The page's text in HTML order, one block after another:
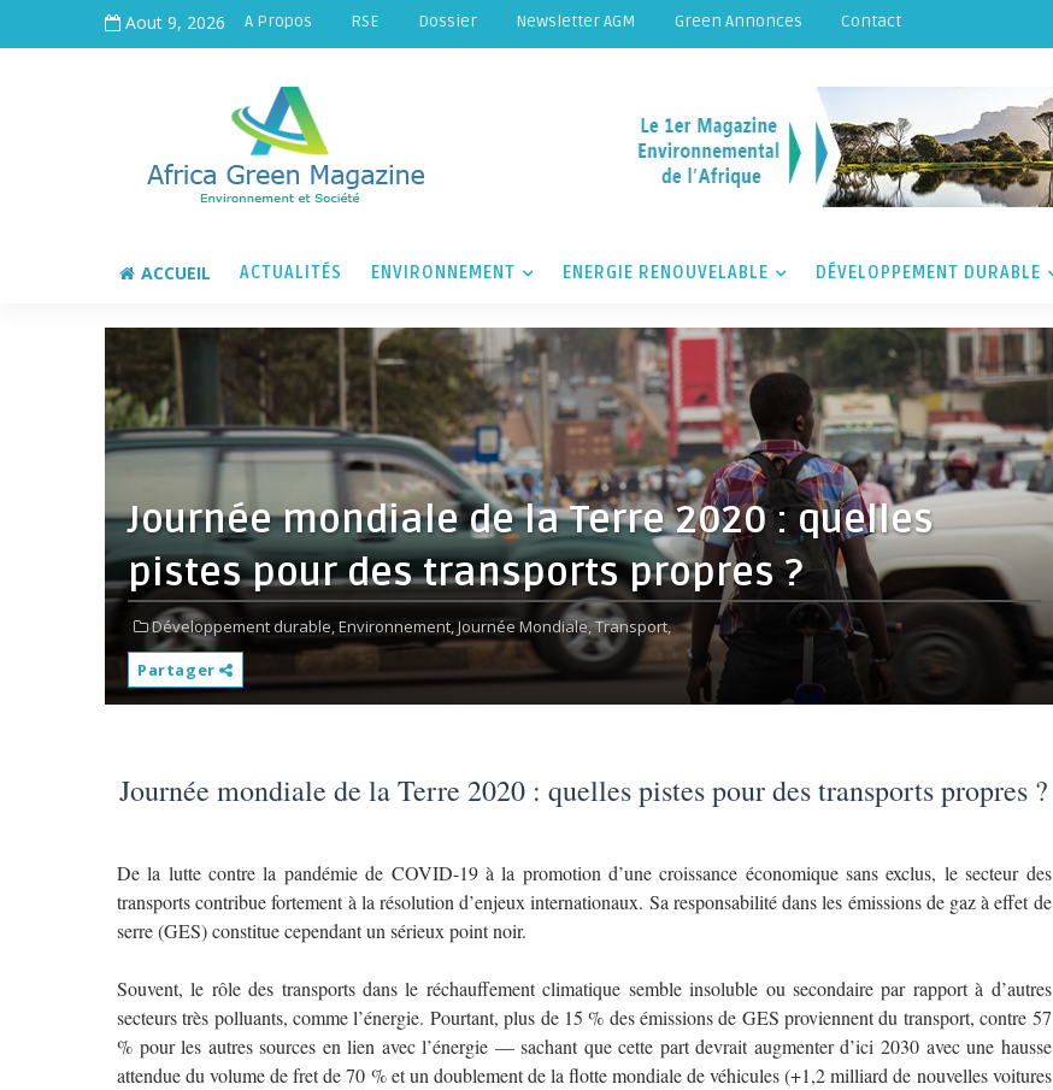
Aout 9, 2026 A Propos RSE Dossier Newsletter AGM Green Annonces Contact
ACCUEIL ACTUALITÉS ENVIRONNEMENT ENERGIE RENOUVELABLE DÉVELOPPEMENT DURABLE
Journée mondiale de la Terre 2020 : quelles
pistes pour des transports propres ?
Développement durable,Environnement,Journée Mondiale,Transport,
Partager
Journée mondiale de la Terre 2020 : quelles pistes pour des transports propres ?
De la lutte contre la pandémie de COVID-19 à la promotion d’une croissance économique sans exclus, le secteur des
transports contribue fortement à la résolution d’enjeux internationaux. Sa responsabilité dans les émissions de gaz à effet de
serre (GES) constitue cependant un sérieux point noir.
Souvent, le rôle des transports dans le réchauffement climatique semble insoluble ou secondaire par rapport à d’autres
secteurs très polluants, comme l’énergie. Pourtant, plus de 15 % des émissions de GES proviennent du transport, contre 57
% pour les autres sources en lien avec l’énergie — sachant que cette part devrait augmenter d’ici 2030 avec une hausse
attendue du volume de fret de 70 % et un doublement de la flotte mondiale de véhicules (+1,2 milliard de nouvelles voitures